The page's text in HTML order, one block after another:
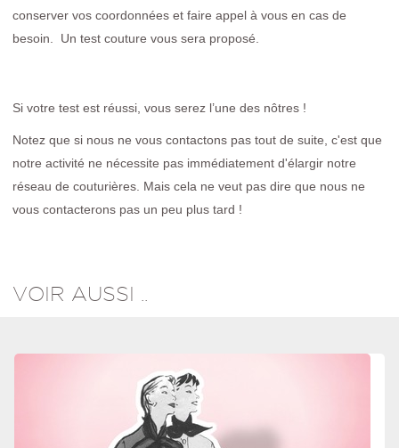
conserver vos coordonnées et faire appel à vous en cas de
besoin. Un test couture vous sera proposé.
Si votre test est réussi, vous serez l’une des nôtres !
Notez que si nous ne vous contactons pas tout de suite, c'est que
notre activité ne nécessite pas immédiatement d'élargir notre
réseau de couturières. Mais cela ne veut pas dire que nous ne
vous contacterons pas un peu plus tard !
VOIR AUSSI ..